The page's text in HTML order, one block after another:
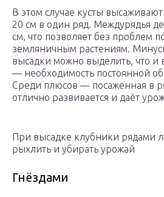
В этом случае кусты
20 см в один ряд. Междурядья
см, что позволяет без проблем
земляничным растениям.
высадки можно выделить, что и
— необходимость постоянной
Среди плюсов — посаженная в
отлично развивается и даёт
При высадке клубники рядами
рыхлить и убирать урожай
Гнёздами